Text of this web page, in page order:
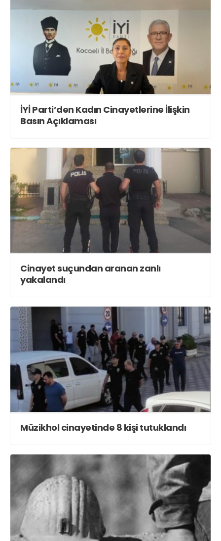
İYİ Parti’den Kadın Cinayetlerine İlişkin
Basın Açıklaması
Cinayet suçundan aranan zanlı
yakalandı
Müzikhol cinayetinde 8 kişi tutuklandı